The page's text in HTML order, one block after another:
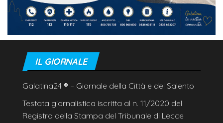
IL GIORNALE
Galatina24 ® – Giornale della Città e del Salento
Testata giornalistica iscritta al n. 11/2020 del
Registro della Stampa del Tribunale di Lecce